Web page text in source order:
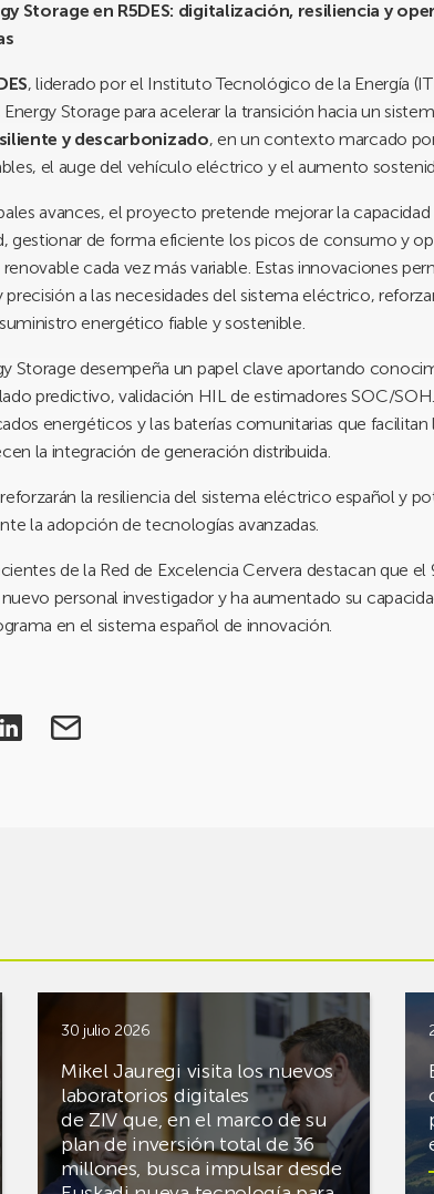
Storage en R5DES: digitalización, resiliencia y
, liderado por el Instituto Tecnológico de la Energía
Energy Storage para acelerar la transición hacia un
y descarbonizado, en un contexto marcado
el auge del vehículo eléctrico y el aumento
avances, el proyecto pretende mejorar la
gestionar de forma eficiente los picos de consumo y
cada vez más variable. Estas innovaciones
precisión a las necesidades del sistema eléctrico,
energético fiable y sostenible.
Storage desempeña un papel clave aportando
predictivo, validación HIL de estimadores SOC/
energéticos y las baterías comunitarias que
la integración de generación distribuida.
la resiliencia del sistema eléctrico español y
la adopción de tecnologías avanzadas.
de la Red de Excelencia Cervera destacan que
personal investigador y ha aumentado su
en el sistema español de innovación.
30 julio 2026
Mikel Jauregi visita los nuevos
laboratorios digitales
de ZIV que, en el marco de su
plan de inversión total de 36
millones, busca impulsar desde